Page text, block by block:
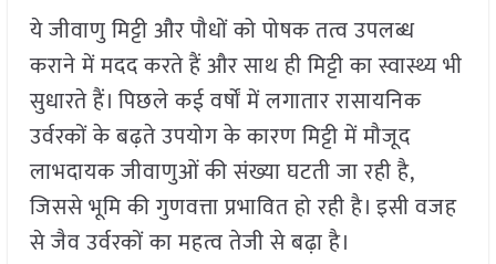
ये जीवाणु मिट्टी और पौधों को पोषक तत्व उपलब्ध
कराने में मदद करते हैं और साथ ही मिट्टी का स्वास्थ्य भी
सुधारते हैं। पिछले कई वर्षों में लगातार रासायनिक
उर्वरकों के बढ़ते उपयोग के कारण मिट्टी में मौजूद
लाभदायक जीवाणुओं की संख्या घटती जा रही है,
जिससे भूमि की गुणवत्ता प्रभावित हो रही है। इसी वजह
से जैव उर्वरकों का महत्व तेजी से बढ़ा है।